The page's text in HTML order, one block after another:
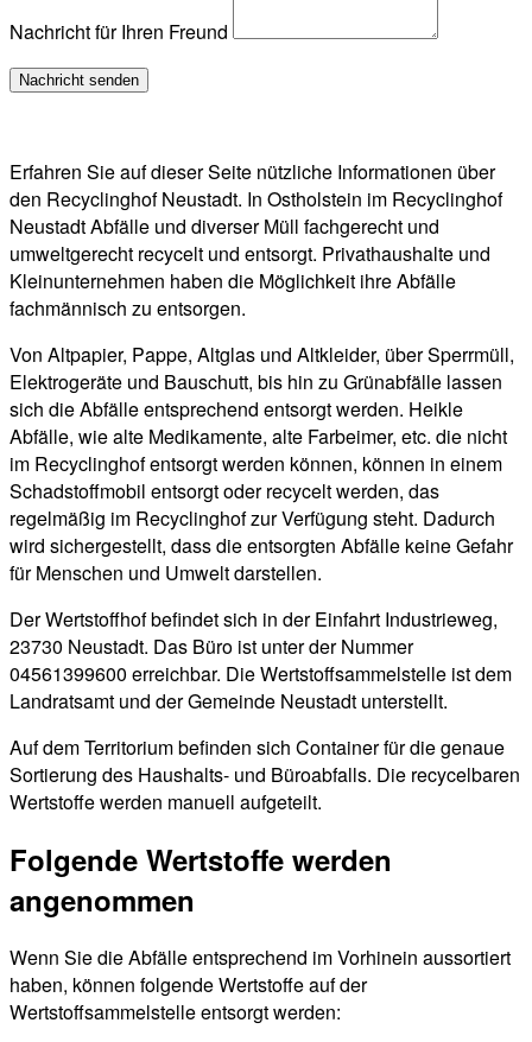
Nachricht für Ihren Freund
Erfahren Sie auf dieser Seite nützliche Informationen über
den Recyclinghof Neustadt. In Ostholstein im Recyclinghof
Neustadt Abfälle und diverser Müll fachgerecht und
umweltgerecht recycelt und entsorgt. Privathaushalte und
Kleinunternehmen haben die Möglichkeit ihre Abfälle
fachmännisch zu entsorgen.
Von Altpapier, Pappe, Altglas und Altkleider, über Sperrmüll,
Elektrogeräte und Bauschutt, bis hin zu Grünabfälle lassen
sich die Abfälle entsprechend entsorgt werden. Heikle
Abfälle, wie alte Medikamente, alte Farbeimer, etc. die nicht
im Recyclinghof entsorgt werden können, können in einem
Schadstoffmobil entsorgt oder recycelt werden, das
regelmäßig im Recyclinghof zur Verfügung steht. Dadurch
wird sichergestellt, dass die entsorgten Abfälle keine Gefahr
für Menschen und Umwelt darstellen.
Der Wertstoffhof befindet sich in der Einfahrt Industrieweg,
23730 Neustadt. Das Büro ist unter der Nummer
04561399600 erreichbar. Die Wertstoffsammelstelle ist dem
Landratsamt und der Gemeinde Neustadt unterstellt.
Auf dem Territorium befinden sich Container für die genaue
Sortierung des Haushalts- und Büroabfalls. Die recycelbaren
Wertstoffe werden manuell aufgeteilt.
Folgende Wertstoffe werden
angenommen
Wenn Sie die Abfälle entsprechend im Vorhinein aussortiert
haben, können folgende Wertstoffe auf der
Wertstoffsammelstelle entsorgt werden: